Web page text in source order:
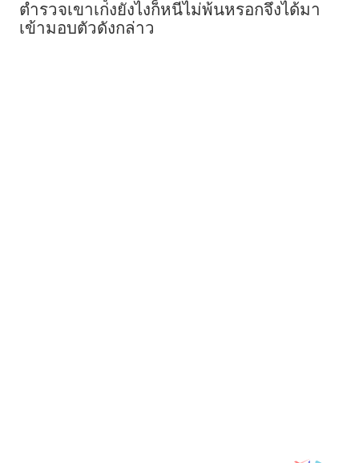
ตำรวจเขาเก่งยังไงก็หนีไม่พ้นหรอกจึงได้มา
เข้ามอบตัวดังกล่าว